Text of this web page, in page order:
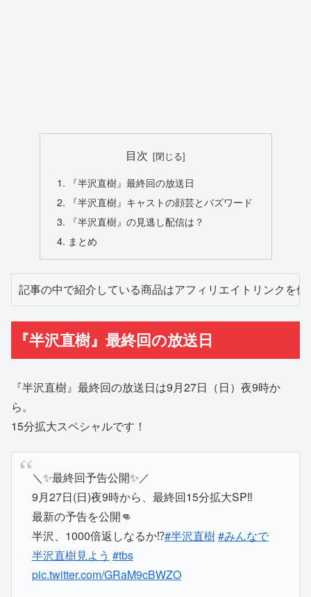
目次
『半沢直樹』最終回の放送日
『半沢直樹』キャストの顔芸とバズワード
『半沢直樹』の見逃し配信は？
まとめ
記事の中で紹介している商品はアフィリエイトリンクを
『半沢直樹』最終回の放送日
『半沢直樹』最終回の放送日は9月27日（日）夜9時か
ら。
15分拡大スペシャルです！
＼✨最終回予告公開✨／
9月27日(日)夜9時から、最終回15分拡大SP‼︎
最新の予告を公開👊
半沢、1000倍返しなるか⁉️#半沢直樹#みんなで
半沢直樹見よう #tbs
pic.twitter.com/GRaM9cBWZO